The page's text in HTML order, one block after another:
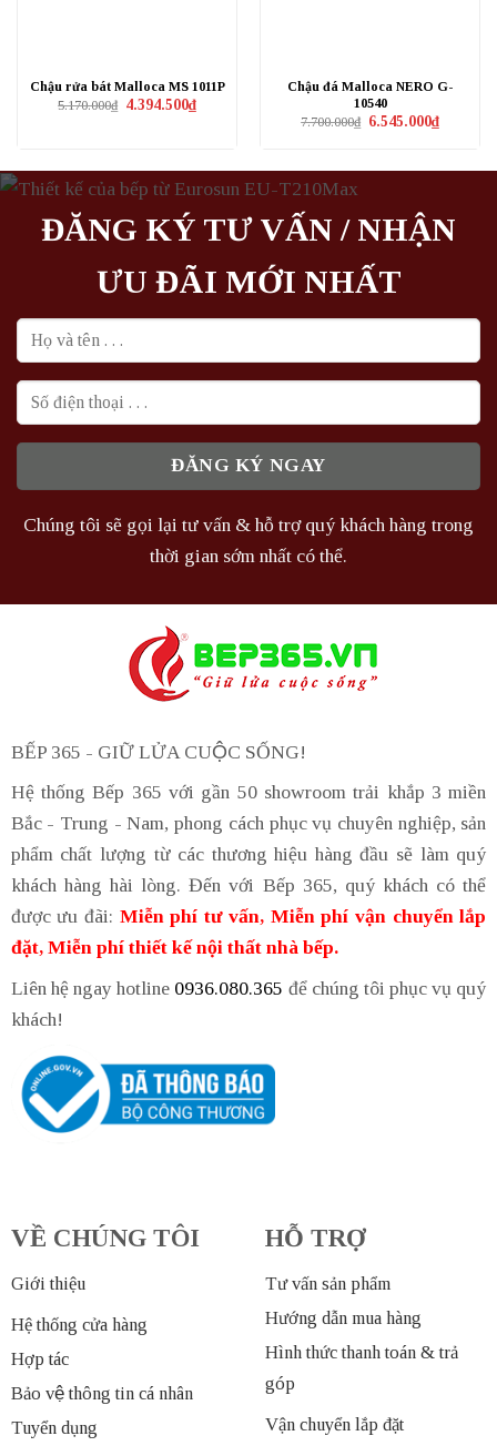
Chậu rửa bát Malloca MS 1011P
5.170.000₫ Giá
4.394.500₫Giá
hiện
Chậu đá Malloca NERO G-
10540
7.700.000₫ Giá
6.545.000₫Giá
hiện
ĐĂNG KÝ TƯ VẤN / NHẬN
ƯU ĐÃI MỚI NHẤT
Chúng tôi sẽ gọi lại tư vấn & hỗ trợ quý khách hàng trong
thời gian sớm nhất có thể.
BẾP 365 - GIỮ LỬA CUỘC SỐNG!
Hệ thống Bếp 365 với gần 50 showroom trải khắp 3 miền
Bắc - Trung - Nam, phong cách phục vụ chuyên nghiệp, sản
phẩm chất lượng từ các thương hiệu hàng đầu sẽ làm quý
khách hàng hài lòng. Đến với Bếp 365, quý khách có thể
được ưu đãi: Miễn phí tư vấn, Miễn phí vận chuyển lắp
đặt, Miễn phí thiết kế nội thất nhà bếp.
Liên hệ ngay hotline 0936.080.365 để chúng tôi phục vụ quý
khách!
VỀ CHÚNG TÔI
Giới thiệu
Hệ thống cửa hàng
Hợp tác
Bảo vệ thông tin cá nhân
Tuyển dụng
HỖ TRỢ
Tư vấn sản phẩm
Hướng dẫn mua hàng
Hình thức thanh toán & trả
góp
Vận chuyển lắp đặt